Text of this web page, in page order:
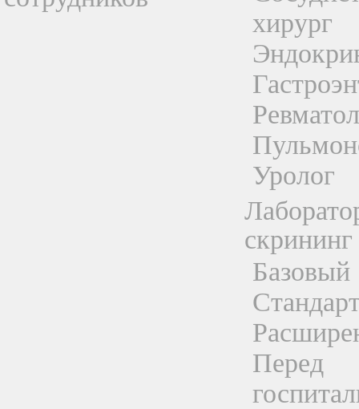
хирург
Уролог
скрининг
Базовый
Перед